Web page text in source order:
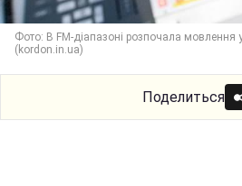
Фото: В FM-діапазоні розпочала мовлення
(kordon.in.ua)
Поделиться